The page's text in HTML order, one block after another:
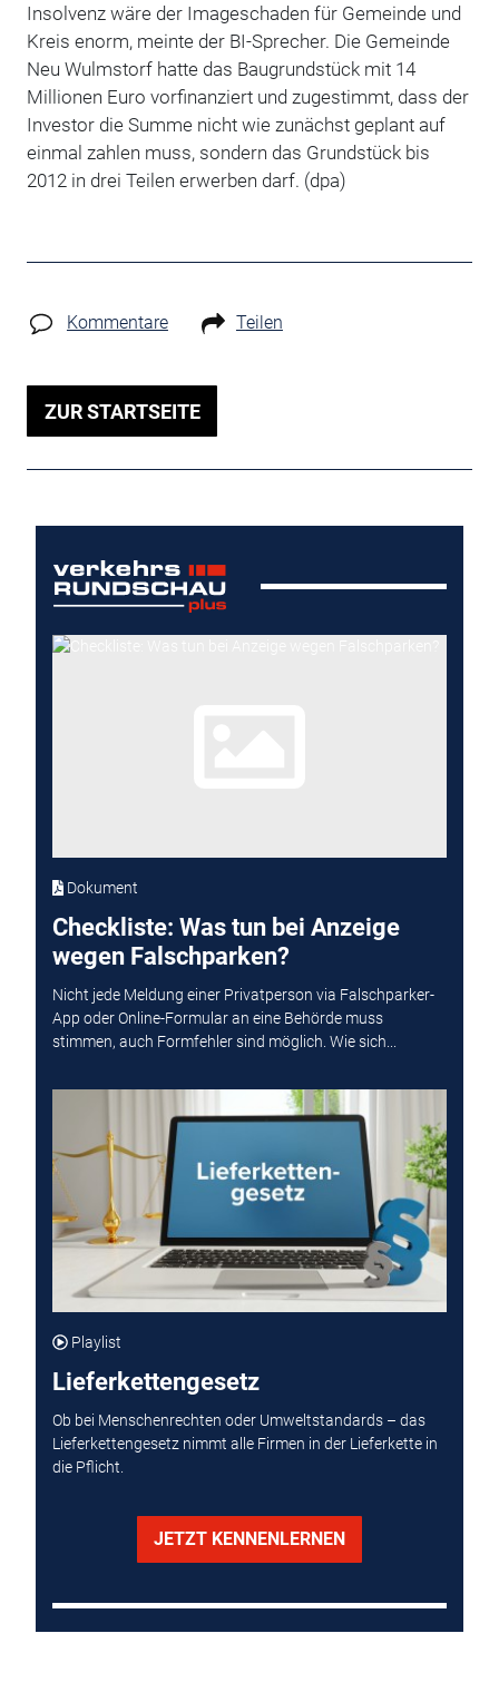
Insolvenz wäre der Imageschaden für Gemeinde und
Kreis enorm, meinte der BI-Sprecher. Die Gemeinde
Neu Wulmstorf hatte das Baugrundstück mit 14
Millionen Euro vorfinanziert und zugestimmt, dass der
Investor die Summe nicht wie zunächst geplant auf
einmal zahlen muss, sondern das Grundstück bis
2012 in drei Teilen erwerben darf. (dpa)
Kommentare Teilen
ZUR STARTSEITE
Dokument
Checkliste: Was tun bei Anzeige
wegen Falschparken?
Nicht jede Meldung einer Privatperson via Falschparker-
App oder Online-Formular an eine Behörde muss
stimmen, auch Formfehler sind möglich. Wie sich...
Playlist
Lieferkettengesetz
Ob bei Menschenrechten oder Umweltstandards – das
Lieferkettengesetz nimmt alle Firmen in der Lieferkette in
die Pflicht.
JETZT KENNENLERNEN